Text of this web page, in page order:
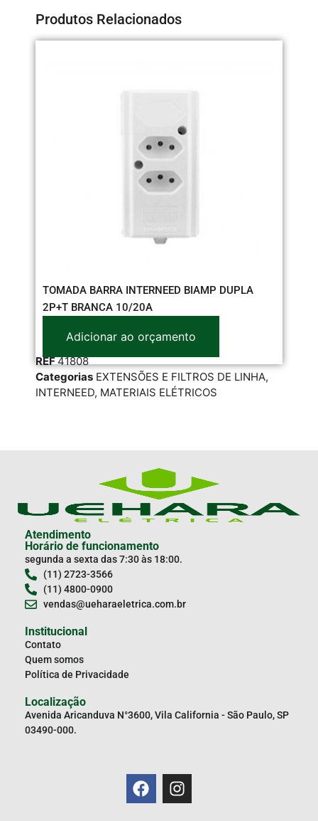
Produtos Relacionados
TOMADA BARRA INTERNEED BIAMP DUPLA
2P+T BRANCA 10/20A
Adicionar ao orçamento
REF41808
Categorias EXTENSÕES E FILTROS DE LINHA,
INTERNEED, MATERIAIS ELÉTRICOS
Atendimento
Horário de funcionamento
segunda a sexta das 7:30 às 18:00.
(11) 2723-3566
(11) 4800-0900
vendas@ueharaeletrica.com.br
Institucional
Contato
Quem somos
Política de Privacidade
Localização
Avenida Aricanduva N°3600, Vila California - São Paulo, SP
03490-000.